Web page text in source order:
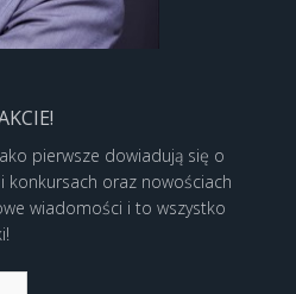
pierwsze dowiadują się o
konkursach oraz nowościach
wiadomości i to wszystko